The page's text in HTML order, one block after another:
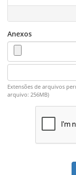
Anexos
Extensões de arquivos
arquivo: 256MB)